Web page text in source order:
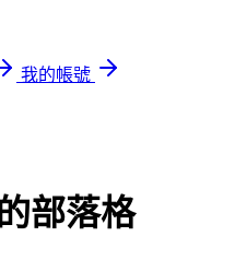
我的帳號
部落格